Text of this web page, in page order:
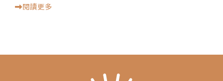
閱讀更多